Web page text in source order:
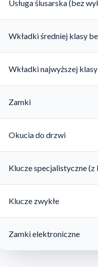
Usługa ślusarska (bez
Wkładki średniej klasy
Wkładki najwyższej
Zamki
Okucia do drzwi
Klucze specjalistyczne
Klucze zwykłe
Zamki elektroniczne